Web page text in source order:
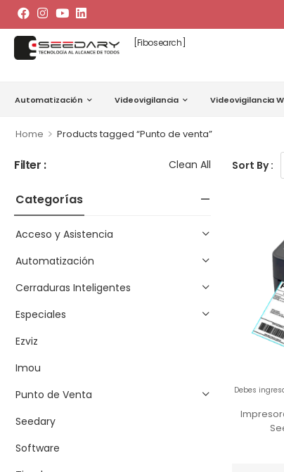
[fibosearch]
Automatización Videovigilancia Videovigilancia
Home > Products tagged “Punto de venta”
Filter : Clean All
Categorías
Acceso y Asistencia
Automatización
Cerraduras Inteligentes
Especiales
Ezviz
Imou
Punto de Venta
Seedary
Software
Sort By :
Debes